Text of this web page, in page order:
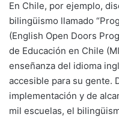
En Chile, por ejemplo,
bilingüismo llamado
(English Open Doors
de Educación en Chile
enseñanza del idioma
accesible para su gente.
implementación y de
mil escuelas, el